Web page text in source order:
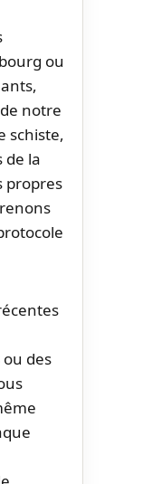
ou
notre
schiste,
la
propres
ou des